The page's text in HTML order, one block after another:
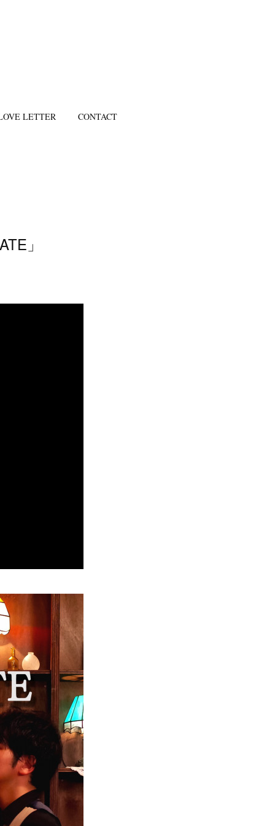
LETTER CONTACT
」